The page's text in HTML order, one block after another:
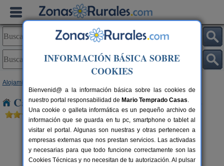
Alojamientos
Casas Rurales cerca de Bustillo del Oro
INFORMACIÓN BÁSICA SOBRE
COOKIES
Bienvenid@ a la información básica sobre las cookies de
nuestro portal responsabilidad de Mario Temprado Casas.
Una cookie o galleta informática es un pequeño archivo de
información que se guarda en tu pc, smartphone o tablet al
visitar el portal. Algunas son nuestras y otras pertenecen a
empresas externas que nos prestan servicios. Las activadas
y necesarias para que todo funcione correctamente son las
Cookies Técnicas y no necesitan de tu autorización. Al pulsar